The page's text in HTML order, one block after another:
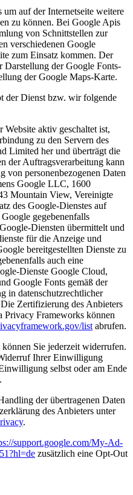
auf der Internetseite weitere
zu können. Bei Google Apis
von Schnittstellen zur
verschiedenen Google
zum Einsatz kommen. Der
Darstellung der Google Fonts-
der Google Maps-Karte.
der Dienst bzw. wir folgende
Website aktiv geschaltet ist,
zu den Servern des
Limited her und überträgt die
der Auftragsverarbeitung kann
von personenbezogenen Daten
Google LLC, 1600
Mountain View, Vereinigte
des Google-Dienstes auf
gegebenenfalls
Diensten übermittelt und
für die Anzeige und
bereitgestellten Dienste zu
auch eine
Dienste Google Cloud,
Google Fonts gemäß der
in datenschutzrechtlicher
Zertifizierung des Anbieters
Privacy Frameworks können
list abrufen.
Sie jederzeit widerrufen.
Ihrer Einwilligung
selbst oder am Ende
der übertragenen Daten
des Anbieters unter
.
support.google.com/My-Ad-
zusätzlich eine Opt-Out